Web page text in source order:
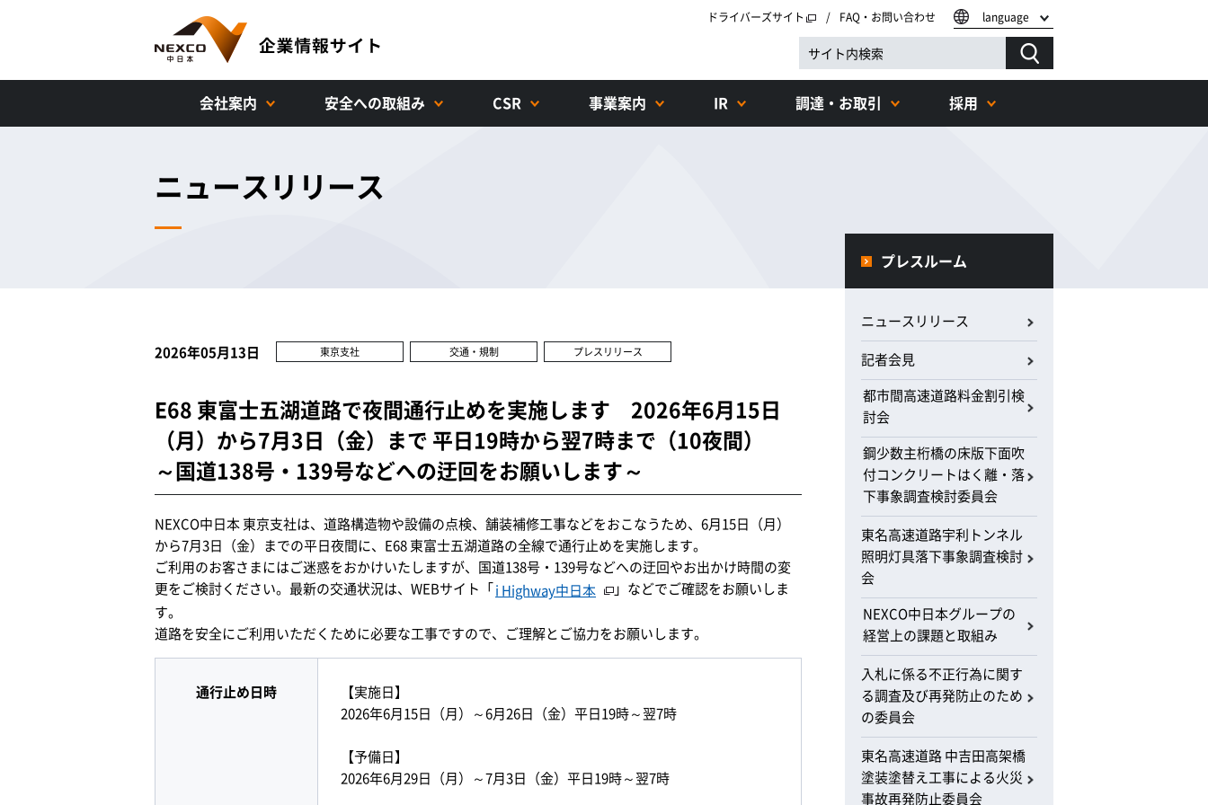
ドライバーズサイト FAQ・お問い合わせ language
会社案内 安全への取組み CSR 事業案内 IR 調達・お取引 採用
ニュースリリース
2026年05月13日 東京支社 交通・規制 プレスリリース
E68 東富士五湖道路で夜間通行止めを実施します 2026年6月15日
（月）から7月3日（金）まで 平日19時から翌7時まで（10夜間）
～国道138号・139号などへの迂回をお願いします～
NEXCO中日本 東京支社は、道路構造物や設備の点検、舗装補修工事などをおこなうため、6月15日（月）
から7月3日（金）までの平日夜間に、E68 東富士五湖道路の全線で通行止めを実施します。
ご利用のお客さまにはご迷惑をおかけいたしますが、国道138号・139号などへの迂回やお出かけ時間の変
更をご検討ください。最新の交通状況は、WEBサイト「i Highway中日本
」などでご確認をお願いしま
す。
道路を安全にご利用いただくために必要な工事ですので、ご理解とご協力をお願いします。
通行止め日時
【実施日】
2026年6月15日（月）～6月26日（金）平日19時～翌7時
【予備日】
2026年6月29日（月）～7月3日（金）平日19時～翌7時
プレスルーム
ニュースリリース
記者会見
都市間高速道路料金割引検
討会
鋼少数主桁橋の床版下面吹
付コンクリートはく離・落
下事象調査検討委員会
東名高速道路宇利トンネル
照明灯具落下事象調査検討
会
NEXCO中日本グループの
経営上の課題と取組み
入札に係る不正行為に関す
る調査及び再発防止のため
の委員会
東名高速道路 中吉田高架橋
塗装塗替え工事による火災
事故再発防止委員会